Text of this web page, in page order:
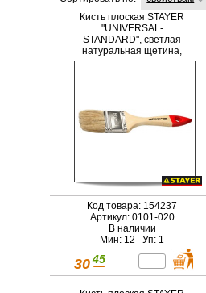
Кисть плоская STAYER
"UNIVERSAL-
STANDARD", светлая
натуральная щетина,
деревянная ручка, 20мм
Код товара: 154237
Артикул: 0101-020
В наличии
Мин: 12 Уп: 1
30 45